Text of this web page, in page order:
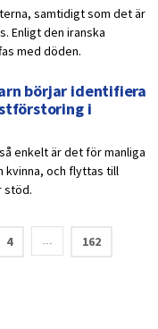
samtidigt som det är
Enligt den iranska
med döden.
börjar identifiera
i
enkelt är det för manliga
kvinna, och flyttas till
stöd.
4 … 162